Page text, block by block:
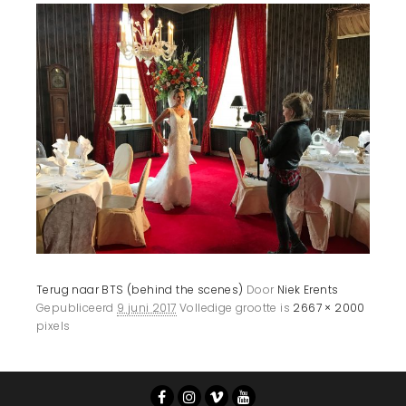
Terug naar BTS (behind the scenes) Door Niek Erents
Gepubliceerd 9 juni 2017 Volledige grootte is 2667 × 2000
pixels